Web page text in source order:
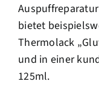
bietet
Thermolack
und in einer
125ml.